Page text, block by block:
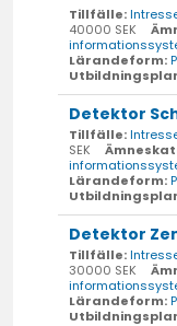
Tillfälle:
40000 SEK
Lärandeform:
Detektor
Tillfälle:
SEK
Lärandeform:
Detektor
Tillfälle:
30000 SEK
Lärandeform: